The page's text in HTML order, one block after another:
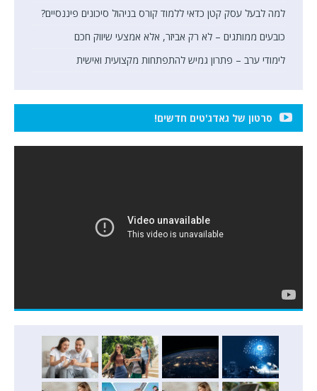
למה לבעל עסק קטן כדאי ללמוד קורס בניהול סיכונים פיננסיים?
כובעים ממותגים – לא רק אביזר, אלא אמצעי שיווק חכם
לימודי ערב – פתרון גמיש להתפתחות מקצועית ואישית
סרטון של גאדג'טים חדשים!